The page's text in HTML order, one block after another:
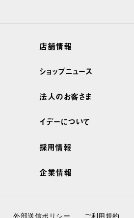
店舗情報
ショップニュース
法人のお客さま
イデーについて
採用情報
企業情報
外部送信ポリシー ご利用規約